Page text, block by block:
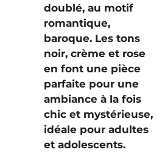
doublé, au motif
romantique,
baroque. Les tons
noir, crème et rose
en font une pièce
parfaite pour une
ambiance à la fois
chic et mystérieuse,
idéale pour adultes
et adolescents.